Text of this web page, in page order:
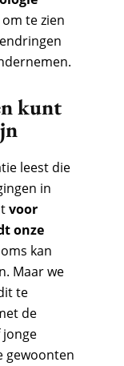
te zien
kunt
leest die
in
voor
onze
kan
Maar we
te
de
jonge
gewoonten